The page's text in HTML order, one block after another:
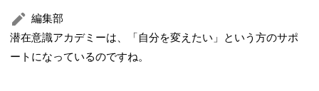
編集部
潜在意識アカデミーは、「自分を変えたい」という方のサポ
ートになっているのですね。